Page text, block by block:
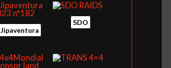
Jipaventura
SDO